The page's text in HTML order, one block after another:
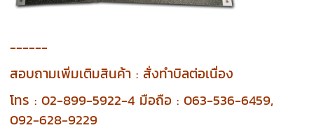
------
สอบถามเพิ่มเติมสินค้า : สั่งทำบิลต่อเนื่อง
โทร : 02-899-5922-4 มือถือ : 063-536-6459,
092-628-9229